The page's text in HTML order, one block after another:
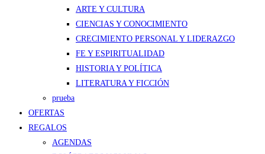
ARTE Y CULTURA
CIENCIAS Y CONOCIMIENTO
CRECIMIENTO PERSONAL Y LIDERAZGO
FE Y ESPIRITUALIDAD
HISTORIA Y POLÍTICA
LITERATURA Y FICCIÓN
prueba
OFERTAS
REGALOS
AGENDAS